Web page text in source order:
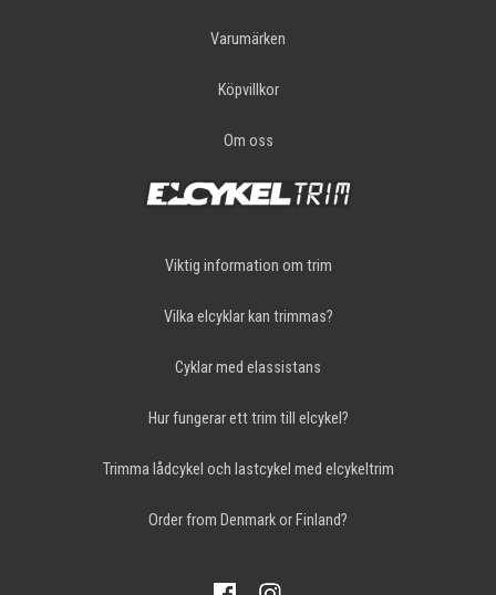
Varumärken
Köpvillkor
Om oss
Viktig information om trim
Vilka elcyklar kan trimmas?
Cyklar med elassistans
Hur fungerar ett trim till elcykel?
Trimma lådcykel och lastcykel med elcykeltrim
Order from Denmark or Finland?